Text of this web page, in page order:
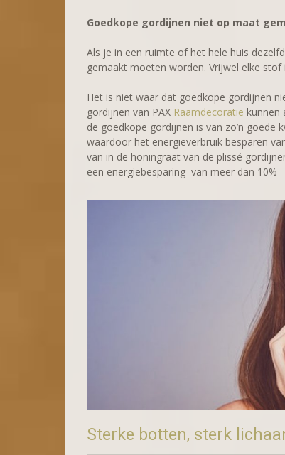
Goedkope gordijnen niet op maat
Als je in een ruimte of het hele huis
gemaakt moeten worden. Vrijwel elke
Het is niet waar dat goedkope gordijnen
gordijnen van PAX Raamdecoratie kunnen
de goedkope gordijnen is van zo’n
waardoor het energieverbruik besparen
van in de honingraat van de plissé
een energiebesparing van meer dan 10%
Sterke botten, sterk